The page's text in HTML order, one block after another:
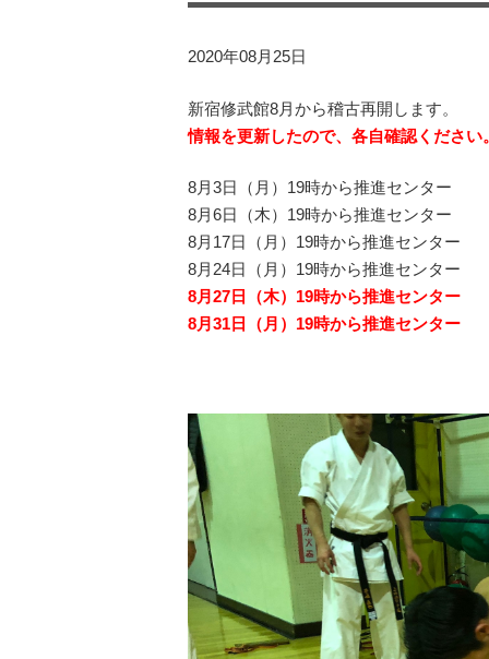
2020年08月25日
新宿修武館8月から稽古再開します。
情報を更新したので、各自確認ください
8月3日（月）19時から推進センター
8月6日（木）19時から推進センター
8月17日（月）19時から推進センター
8月24日（月）19時から推進センター
8月27日（木）19時から推進センター
8月31日（月）19時から推進センター